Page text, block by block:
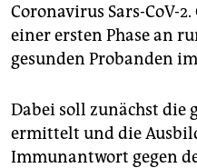
Coronavirus Sars-CoV-
einer ersten Phase an
gesunden Probanden
Dabei soll zunächst die
ermittelt und die
Immunantwort gegen